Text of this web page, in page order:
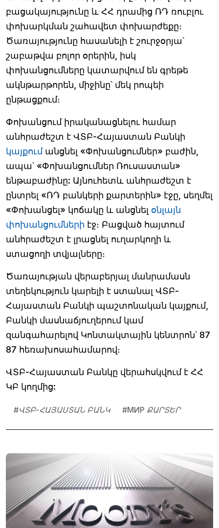
բացակայությունը և ՀՀ դրամից ՌԴ ռուբլու
փոխարկման շահավետ փոխարժեքը։
Ծառայությունը հասանելի է շուրջօրյա՝
շաբաթվա բոլոր օրերին, իսկ
փոխանցումները կատարվում են գրեթե
ակնթարթորեն, միջինը՝ մեկ րոպեի
ընթացքում։
Փոխանցում իրականացնելու համար
անհրաժեշտ է ՎՏԲ-Հայաստան Բանկի
կայքումանցնել «Փոխանցումներ» բաժին,
ապա՝ «Փոխանցումներ Ռուսաստան»
ենթաբաժինը: Այնուհետև անհրաժեշտ է
ընտրել «ՌԴ բանկերի քարտերին» էջը, սեղմել
«Փոխանցել» կոճակը և անցնել օնլայն
փոխանցումների էջ։ Բացված հայտում
անհրաժեշտ է լրացնել ուղարկողի և
ստացողի տվյալները։
Ծառայության վերաբերյալ մանրամասն
տեղեկություն կարելի է ստանալ ՎՏԲ-
Հայաստան Բանկի պաշտոնական կայքում,
Բանկի մասնաճյուղերում կամ
զանգահարելով Կոնտակտային կենտրոն՝ 87
87 հեռախոսահամարով։
ՎՏԲ-Հայաստան Բանկը վերահսկվում է ՀՀ
ԿԲ կողմից:
#ՎՏԲ-ՀԱՅԱՍՏԱՆ ԲԱՆԿ #МИР ՔԱՐՏԵՐ